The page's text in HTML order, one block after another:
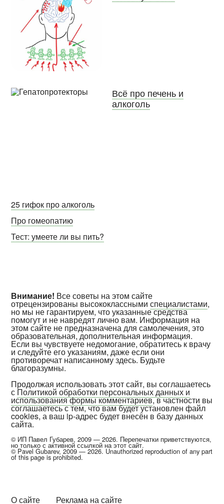
Всё про печень и
алкоголь
25 гифок про алкоголь
Про гомеопатию
Тест: умеете ли вы пить?
Внимание! Все советы на этом сайте
отрецензированы высококласснымиспециалистами,
но мы не гарантируем, что указанные средства
помогут и не навредят лично вам. Информация на
этом сайте не предназначена для самолечения, это
образовательная, дополнительная информация.
Если вы чувствуете недомогание, обратитесь к врачу
и следуйте его указаниям, даже если они
противоречат написанному здесь. Будьте
благоразумны.
Продолжая использовать этот сайт, вы соглашаетесь
с Политикой обработки персональных данных и
использования формы комментариев, в частности вы
соглашаетесь с тем, что вам будет установлен файл
cookies, а ваш ip-адрес будет внесён в базу данных
сайта.
© ИП Павел Губарев, 2009 — 2026. Перепечатки приветствуются,
но только с активной ссылкой на этот сайт.
© Pavel Gubarev, 2009 — 2026. Unauthorized reproduction of any part
of this page is prohibited.
О сайте Реклама на сайте